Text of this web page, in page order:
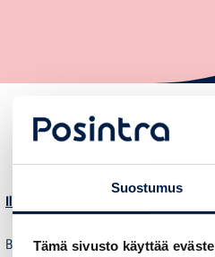
Suostumus
Tämä sivusto käyttää
Ilmoittaudu tästä mukaan
Business Porvoon vuoden viidettä